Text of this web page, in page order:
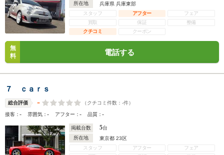
所在地
兵庫県 兵庫東部
スタッフ
アフター
フェア
買取
保証
整備
クチコミ
クーポン
無
料
電話する
７ ｃａｒｓ
総合評価 - （クチコミ件数： -件）
接客：- 雰囲気：- アフター：- 品質：-
掲載台数 5台
所在地
東京都 23区
スタッフ
アフター
フェア